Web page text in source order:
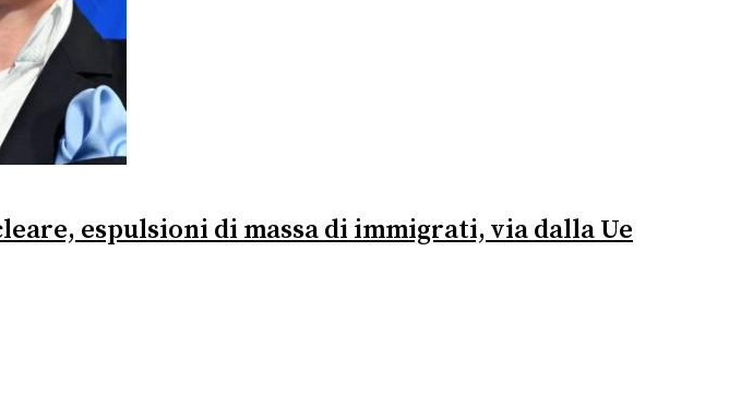
espulsioni di massa di immigrati, via dalla Ue